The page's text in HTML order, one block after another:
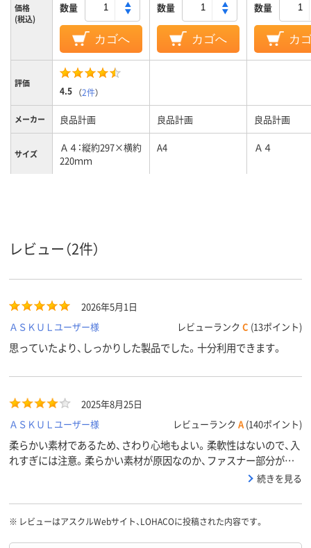
価格
(税込)
数量
カゴへ
数量
カゴへ
数量
カ
評価
4.5 （2件）
メーカー 良品計画 良品計画 良品計画
サイズ
Ａ４：縦約297×横約
220ｍｍ
A4 Ａ４
レビュー（2件）
2026年5月1日
ＡＳＫＵＬユーザー様
レビューランク C (13ポイント)
思っていたより、しっかりした製品でした。十分利用できます。
2025年8月25日
ＡＳＫＵＬユーザー様
レビューランク A (140ポイント)
柔らかい素材であるため、さわり心地もよい。柔軟性はないので、入
れすぎには注意。柔らかい素材が原因なのか、ファスナー部分が壊
れやすいように感じる。ほぼ毎日のように使用していたこともあ
性に欠ける。その他は概ね間違いなし。
続きを見る
※ レビューはアスクルWebサイト、LOHACOに投稿された内容です。